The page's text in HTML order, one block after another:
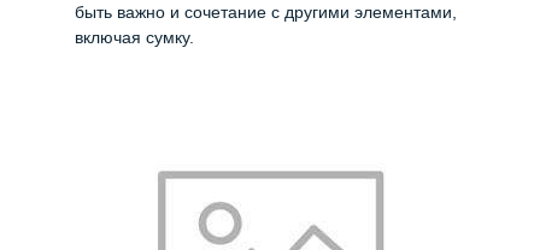
быть важно и сочетание с другими элементами,
включая сумку.